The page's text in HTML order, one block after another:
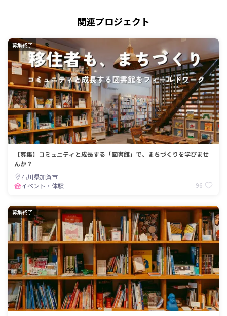
関連プロジェクト
募集終了
【募集】コミュニティと成長する「図書館」で、まちづくりを学びませ
んか？
石川県加賀市
イベント・体験
96
募集終了